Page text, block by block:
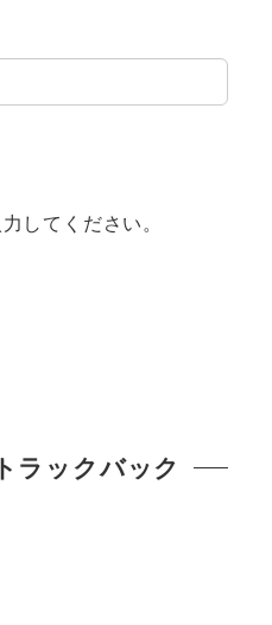
してください。
ラックバック